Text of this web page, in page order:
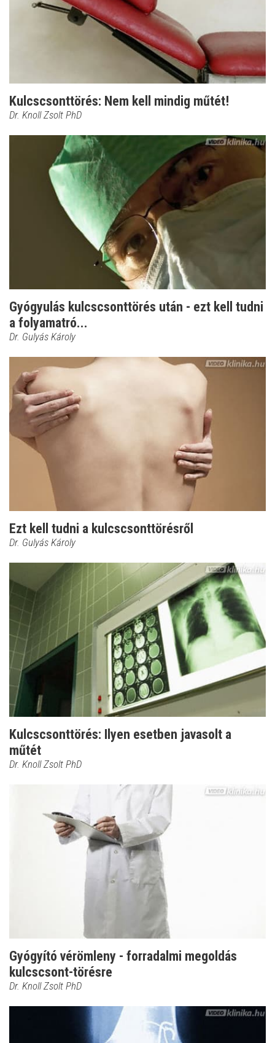
Kulcscsonttörés: Nem kell mindig műtét!
Dr. Knoll Zsolt PhD
Gyógyulás kulcscsonttörés után - ezt kell tudni
a folyamatró...
Dr. Gulyás Károly
Ezt kell tudni a kulcscsonttörésről
Dr. Gulyás Károly
Kulcscsonttörés: Ilyen esetben javasolt a
műtét
Dr. Knoll Zsolt PhD
Gyógyító vérömleny - forradalmi megoldás
kulcscsont-törésre
Dr. Knoll Zsolt PhD